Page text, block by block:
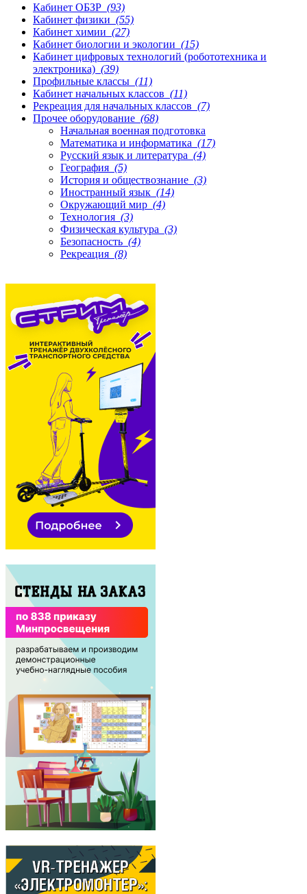
Кабинет ОБЗР (93)
Кабинет физики (55)
Кабинет химии (27)
Кабинет биологии и экологии (15)
Кабинет цифровых технологий (робототехника и
электроника) (39)
Профильные классы (11)
Кабинет начальных классов (11)
Рекреация для начальных классов (7)
Прочее оборудование (68)
Начальная военная подготовка
Математика и информатика (17)
Русский язык и литература (4)
География (5)
История и обществознание (3)
Иностранный язык (14)
Окружающий мир (4)
Технология (3)
Физическая культура (3)
Безопасность (4)
Рекреация (8)